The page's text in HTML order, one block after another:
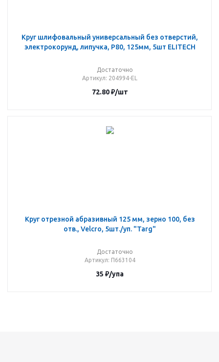
Круг шлифовальный универсальный без отверстий,
электрокорунд, липучка, P80, 125мм, 5шт ELITECH
Достаточно
Артикул: 204994-EL
72.80₽/шт
Круг отрезной абразивный 125 мм, зерно 100, без
отв., Velcro, 5шт./уп. "Targ"
Достаточно
Артикул: П663104
35 ₽/упа